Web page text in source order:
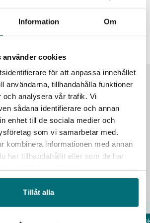
Information Om
använder cookies
för att anpassa innehållet
användarna, tillhandahålla funktioner
och analysera vår trafik. Vi
sådana identifierare och annan
enhet till de sociala medier och
som vi samarbetar med.
kombinera informationen med annan
har tillhandahållit eller som de har
Tillåt alla
event
25